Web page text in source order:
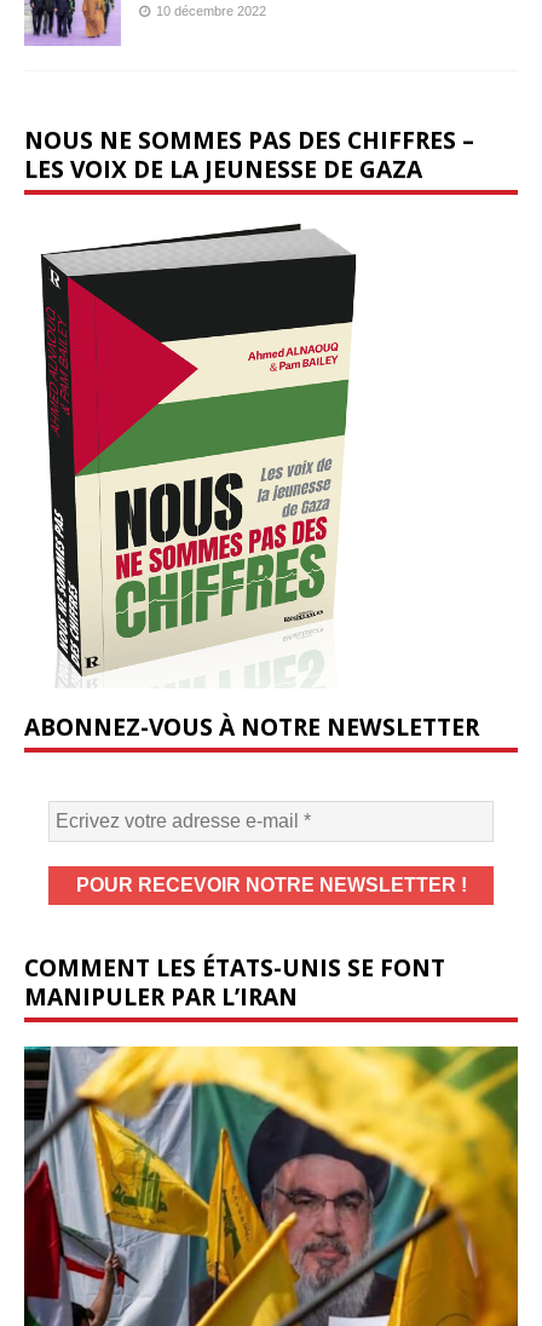
10 décembre 2022
NOUS NE SOMMES PAS DES CHIFFRES –
LES VOIX DE LA JEUNESSE DE GAZA
ABONNEZ-VOUS À NOTRE NEWSLETTER
COMMENT LES ÉTATS-UNIS SE FONT
MANIPULER PAR L’IRAN